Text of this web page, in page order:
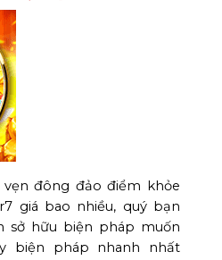
đông đảo điểm khỏe
giá bao nhiều, quý bạn
sở hữu biện pháp muốn
biện pháp nhanh nhất